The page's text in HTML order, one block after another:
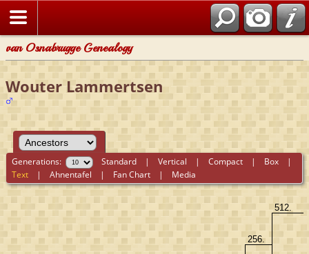
van Osnabrugge Genealogy
Wouter Lammertsen
Generations: Standard |Vertical |Compact | Box |
Text |Ahnentafel | Fan Chart | Media
256.
512.